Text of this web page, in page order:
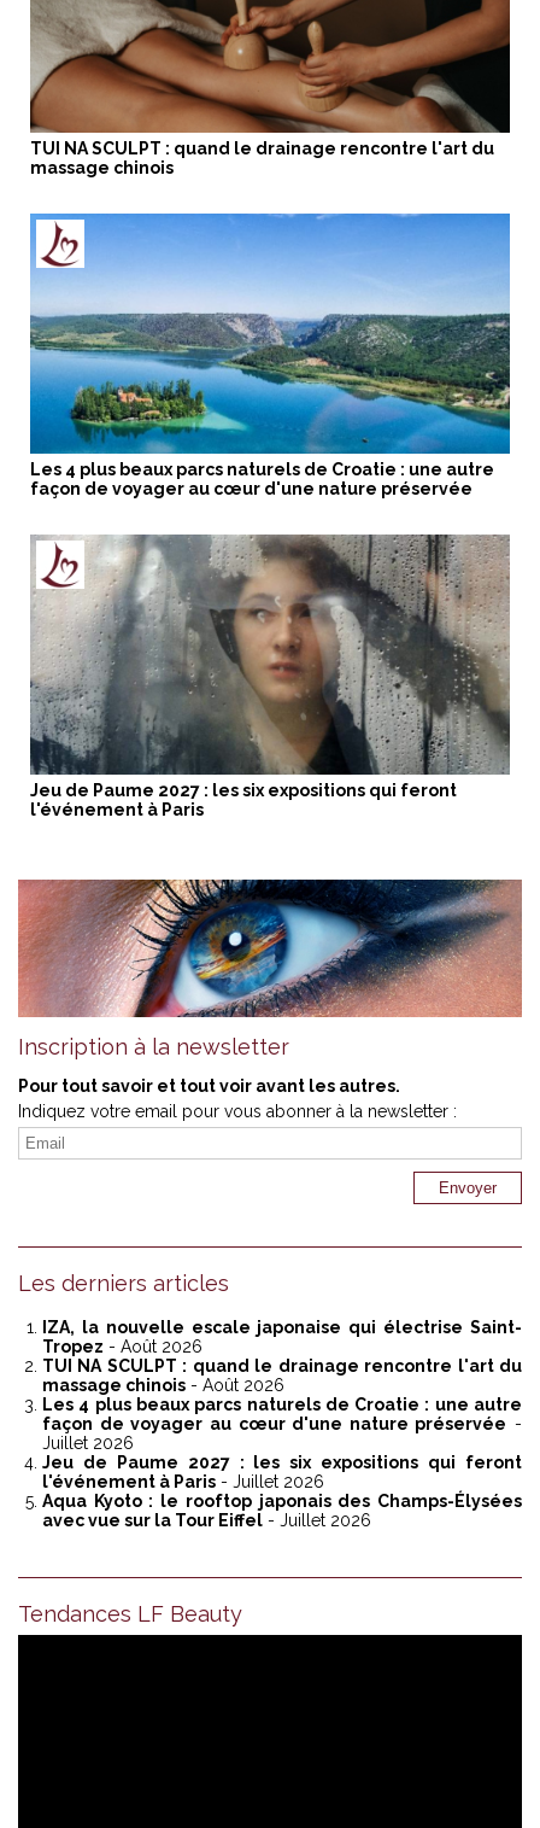
TUI NA SCULPT : quand le drainage rencontre l'art du
massage chinois
Les 4 plus beaux parcs naturels de Croatie : une autre
façon de voyager au cœur d'une nature préservée
Jeu de Paume 2027 : les six expositions qui feront
l'événement à Paris
Inscription à la newsletter
Pour tout savoir et tout voir avant les autres.
Indiquez votre email pour vous abonner à la newsletter :
Les derniers articles
IZA, la nouvelle escale japonaise qui électrise Saint-
Tropez - Août 2026
TUI NA SCULPT : quand le drainage rencontre l'art du
massage chinois - Août 2026
Les 4 plus beaux parcs naturels de Croatie : une autre
façon de voyager au cœur d'une nature préservée -
Juillet 2026
Jeu de Paume 2027 : les six expositions qui feront
l'événement à Paris - Juillet 2026
Aqua Kyoto : le rooftop japonais des Champs-Élysées
avec vue sur la Tour Eiffel - Juillet 2026
Tendances LF Beauty